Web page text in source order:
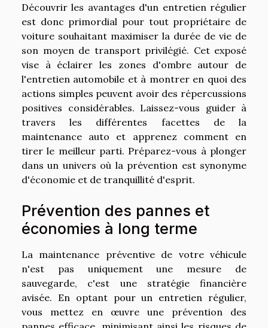
Découvrir les avantages d'un entretien régulier
est donc primordial pour tout propriétaire de
voiture souhaitant maximiser la durée de vie de
son moyen de transport privilégié. Cet exposé
vise à éclairer les zones d'ombre autour de
l'entretien automobile et à montrer en quoi des
actions simples peuvent avoir des répercussions
positives considérables. Laissez-vous guider à
travers les différentes facettes de la
maintenance auto et apprenez comment en
tirer le meilleur parti. Préparez-vous à plonger
dans un univers où la prévention est synonyme
d'économie et de tranquillité d'esprit.
Prévention des pannes et
économies à long terme
La maintenance préventive de votre véhicule
n'est pas uniquement une mesure de
sauvegarde, c'est une stratégie financière
avisée. En optant pour un entretien régulier,
vous mettez en œuvre une prévention des